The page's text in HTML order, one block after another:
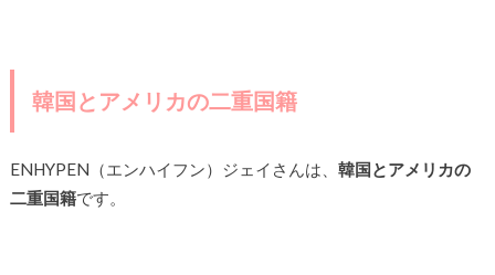
韓国とアメリカの二重国籍
ENHYPEN（エンハイフン）ジェイさんは、 韓国とアメリカの
二重国籍です。